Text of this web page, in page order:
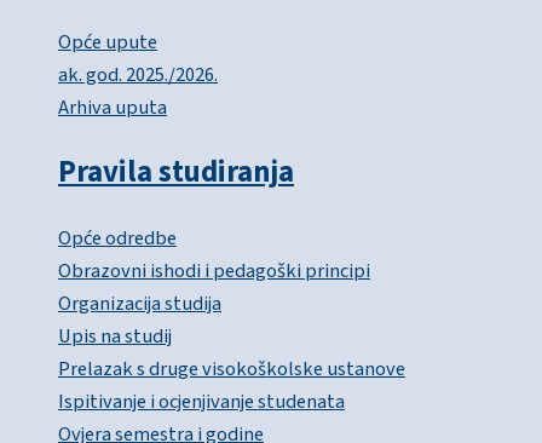
Opće upute
ak. god. 2025./2026.
Arhiva uputa
Pravila studiranja
Opće odredbe
Obrazovni ishodi i pedagoški principi
Organizacija studija
Upis na studij
Prelazak s druge visokoškolske ustanove
Ispitivanje i ocjenjivanje studenata
Ovjera semestra i godine